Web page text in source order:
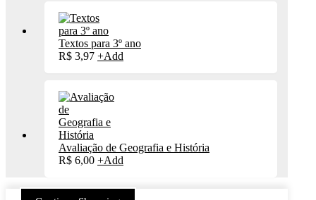
Textos para 3º ano
R$ 3,97 +Add
Avaliação de Geografia e História
R$ 6,00 +Add